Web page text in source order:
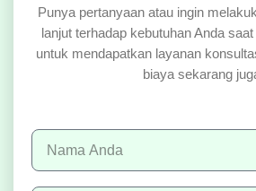
Punya pertanyaan atau ingin
lanjut terhadap kebutuhan Anda
untuk mendapatkan layanan
biaya sekarang